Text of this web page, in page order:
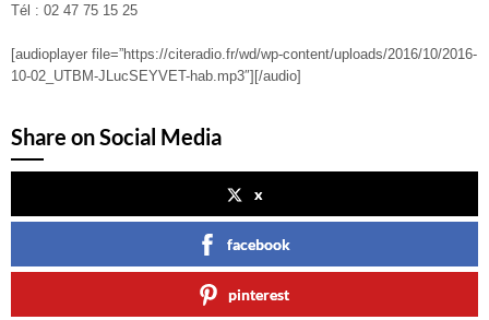
Tél : 02 47 75 15 25
[audioplayer file=”https://citeradio.fr/wd/wp-content/uploads/2016/10/2016-
10-02_UTBM-JLucSEYVET-hab.mp3″][/audio]
Share on Social Media
x
facebook
pinterest